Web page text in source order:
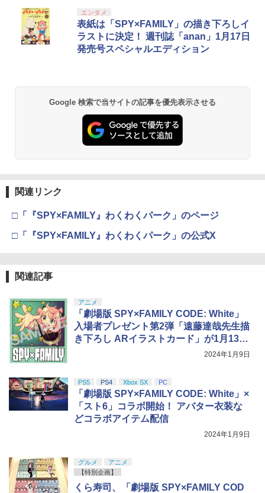
エンタメ
表紙は「SPY×FAMILY」の描き下ろしイ
ラストに決定！ 週刊誌「anan」1月17日
発売号スペシャルエディション
Google 検索で当サイトの記事を優先表示させる
関連リンク
□「『SPY×FAMILY』わくわくパーク」のページ
□「『SPY×FAMILY』わくわくパーク」の公式X
関連記事
アニメ
「劇場版 SPY×FAMILY CODE: White」
入場者プレゼント第2弾「遠藤達哉先生描
き下ろし ARイラストカード」が1月13日
2024年1月9日
PS5 PS4 Xbox SX PC
「劇場版 SPY×FAMILY CODE: White」×
「スト6」コラボ開始！ アバター衣装な
どコラボアイテム配信
2024年1月9日
グルメ
アニメ
【特別企画】
くら寿司、「劇場版 SPY×FAMILY COD